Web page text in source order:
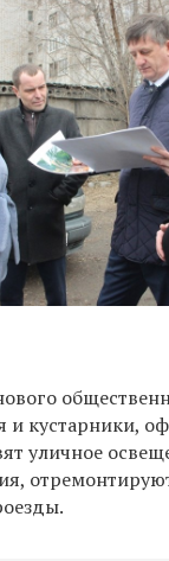
и кустарники,
уличное